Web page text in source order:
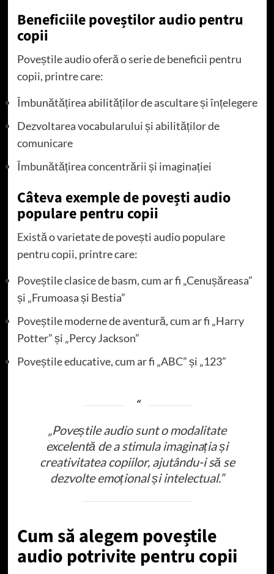
Beneficiile poveștilor audio pentru
copii
Poveștile audio oferă o serie de beneficii pentru
copii, printre care:
Îmbunătățirea abilităților de ascultare și înțelegere
Dezvoltarea vocabularului și abilităților de
comunicare
Îmbunătățirea concentrării și imaginației
Câteva exemple de povești audio
populare pentru copii
Există o varietate de povești audio populare
pentru copii, printre care:
Poveștile clasice de basm, cum ar fi „Cenușăreasa”
și „Frumoasa și Bestia”
Poveștile moderne de aventură, cum ar fi „Harry
Potter” și „Percy Jackson”
Poveștile educative, cum ar fi „ABC” și „123”
„Poveștile audio sunt o modalitate
excelentă de a stimula imaginația și
creativitatea copiilor, ajutându-i să se
dezvolte emoțional și intelectual.”
Cum să alegem poveștile
audio potrivite pentru copii